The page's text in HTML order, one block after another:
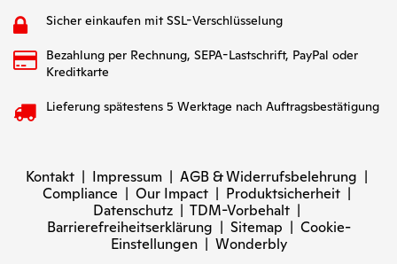
Sicher einkaufen mit SSL-Verschlüsselung
Bezahlung per Rechnung, SEPA-Lastschrift, PayPal oder
Kreditkarte
Lieferung spätestens 5 Werktage nach Auftragsbestätigung
Kontakt | Impressum | AGB & Widerrufsbelehrung |
Compliance | Our Impact | Produktsicherheit |
Datenschutz | TDM-Vorbehalt |
Barrierefreiheitserklärung | Sitemap | Cookie-
Einstellungen| Wonderbly